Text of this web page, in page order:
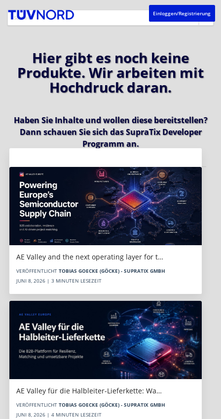
Einloggen/Registrierung
Hier gibt es noch keine
Produkte. Wir arbeiten mit
Hochdruck daran.
Haben Sie Inhalte und wollen diese bereitstellen?
Dann schauen Sie sich dasSupraTix Developer
Programman.
AE Valley and the next operating layer for t…
VERÖFFENTLICHT TOBIAS GOECKE (GÖCKE) - SUPRATIX GMBH
JUNI 8, 2026 | 3 MINUTEN LESEZEIT
AE Valley für die Halbleiter-Lieferkette: Wa…
VERÖFFENTLICHT TOBIAS GOECKE (GÖCKE) - SUPRATIX GMBH
JUNI 8, 2026 | 4 MINUTEN LESEZEIT